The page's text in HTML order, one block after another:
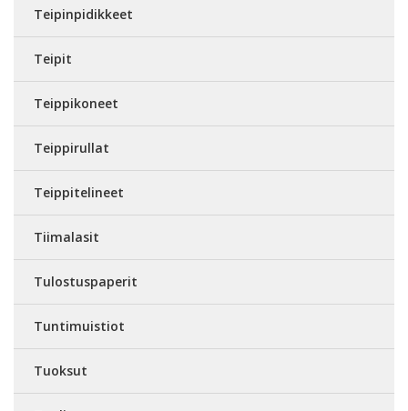
Teipinpidikkeet
Teipit
Teippikoneet
Teippirullat
Teippitelineet
Tiimalasit
Tulostuspaperit
Tuntimuistiot
Tuoksut